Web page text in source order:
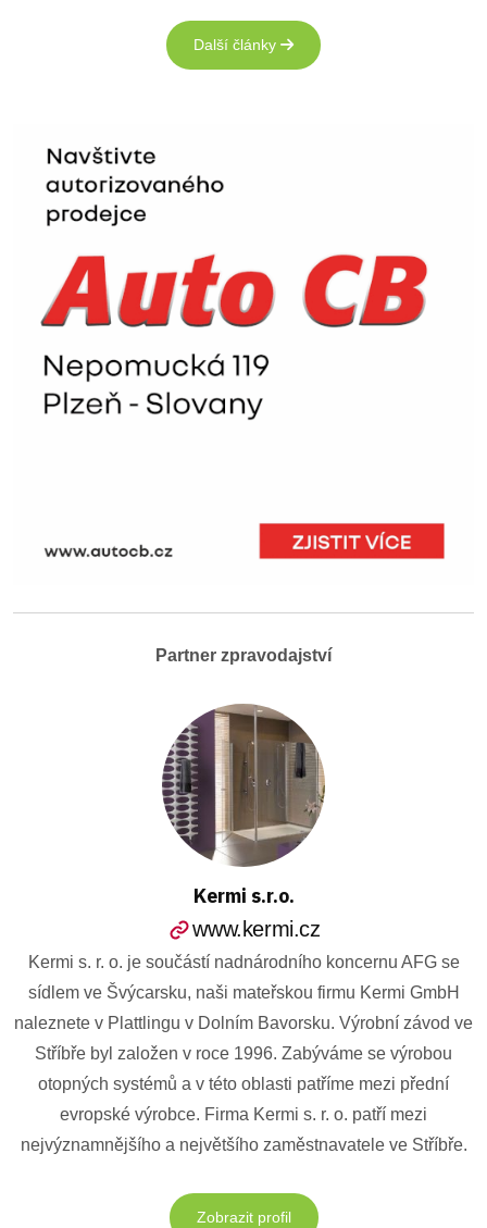
Další články
Partner zpravodajství
Kermi s.r.o.
www.kermi.cz
Kermi s. r. o. je součástí nadnárodního koncernu AFG se
sídlem ve Švýcarsku, naši mateřskou firmu Kermi GmbH
naleznete v Plattlingu v Dolním Bavorsku. Výrobní závod ve
Stříbře byl založen v roce 1996. Zabýváme se výrobou
otopných systémů a v této oblasti patříme mezi přední
evropské výrobce. Firma Kermi s. r. o. patří mezi
nejvýznamnějšího a největšího zaměstnavatele ve Stříbře.
Zobrazit profil